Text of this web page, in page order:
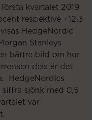
kvartalet 2019
respektive +12,3
HedgeNordic
Stanleys
bättre bild om hur
dels är det
HedgeNordics
siffra sjönk med 0,5
var